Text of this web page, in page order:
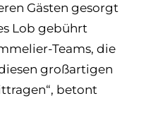
Gästen gesorgt
Lob gebührt
Teams, die
großartigen
betont